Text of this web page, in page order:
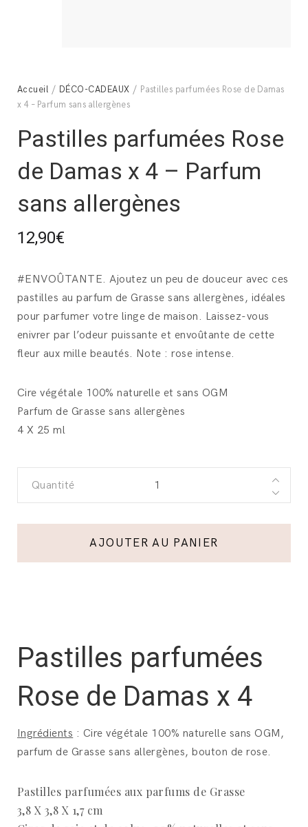
Accueil / DÉCO-CADEAUX / Pastilles parfumées Rose de Damas
x 4 – Parfum sans allergènes
Pastilles parfumées Rose
de Damas x 4 – Parfum
sans allergènes
12,90€
#ENVOÛTANTE. Ajoutez un peu de douceur avec ces
pastilles au parfum de Grasse sans allergènes, idéales
pour parfumer votre linge de maison. Laissez-vous
enivrer par l’odeur puissante et envoûtante de cette
fleur aux mille beautés. Note : rose intense.
Cire végétale 100% naturelle et sans OGM
Parfum de Grasse sans allergènes
4 X 25 ml
Quantité
AJOUTER AU PANIER
Pastilles parfumées
Rose de Damas x 4
Ingrédients : Cire végétale 100% naturelle sans OGM,
parfum de Grasse sans allergènes, bouton de rose.
Pastilles parfumées aux parfums de Grasse
3,8 X 3,8 X 1,7 cm